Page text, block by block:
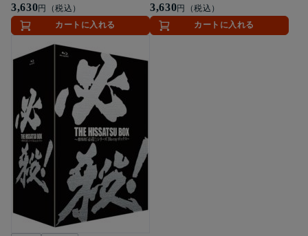
3,630円（税込）
カートに入れる
3,630円（税込）
カートに入れる